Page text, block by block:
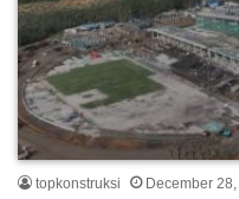
topkonstruksi December